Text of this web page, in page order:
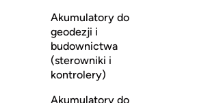
Akumulatory do
geodezji i
budownictwa
(sterowniki i
kontrolery)
Akumulatory do